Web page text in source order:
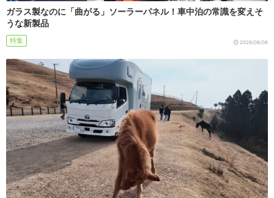
ガラス製なのに「曲がる」ソーラーパネル！車中泊の常識を変えそ
うな新製品
特集 2026/08/06